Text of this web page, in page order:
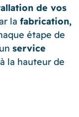
de vos
la fabrication,
étape de
service
la hauteur de